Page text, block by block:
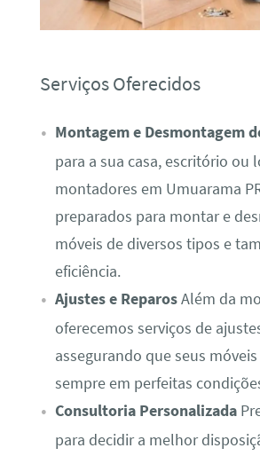
Serviços Oferecidos
Montagem e Desmontagem
para a sua casa, escritório ou
montadores em Umuarama
preparados para montar e
móveis de diversos tipos e
eficiência.
Ajustes e ReparosAlém da
oferecemos serviços de
assegurando que seus
sempre em perfeitas
Consultoria Personalizada
para decidir a melhor